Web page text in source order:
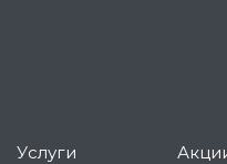
Услуги